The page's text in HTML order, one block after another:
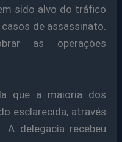
sido alvo do tráfico
de assassinato.
as operações
que a maioria dos
esclarecida, através
A delegacia recebeu